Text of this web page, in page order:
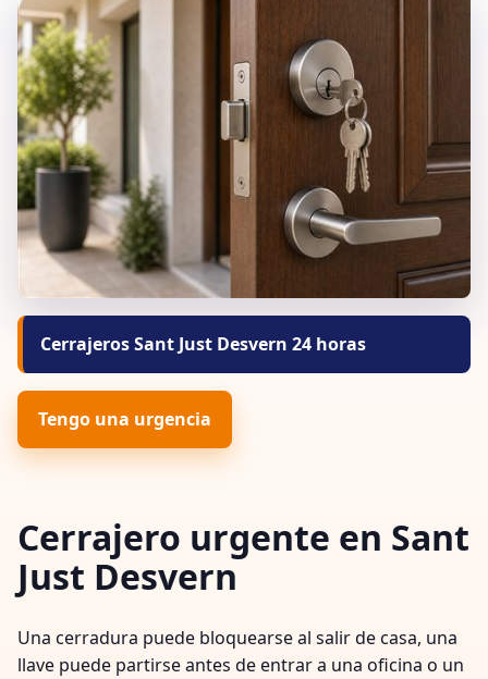
Cerrajeros Sant Just Desvern 24 horas
Tengo una urgencia
Cerrajero urgente en Sant
Just Desvern
Una cerradura puede bloquearse al salir de casa, una
llave puede partirse antes de entrar a una oficina o un